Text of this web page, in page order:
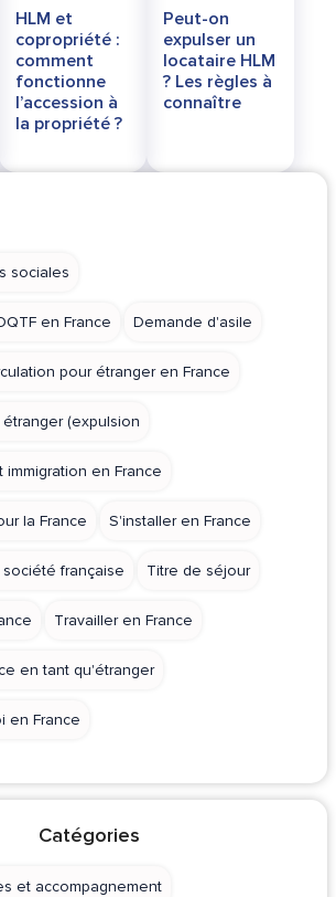
HLM et
copropriété :
comment
fonctionne
l’accession à
la propriété ?
Peut-on
expulser un
locataire HLM
? Les règles à
connaître
sociales
en France Demande d'asile
pour étranger en France
(expulsion
en France
la France S'installer en France
française Titre de séjour
Travailler en France
en tant qu'étranger
en France
Catégories
et accompagnement